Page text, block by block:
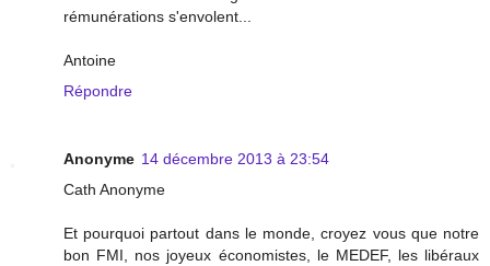
rémunérations s'envolent...
Antoine
Répondre
Anonyme 14 décembre 2013 à 23:54
Cath Anonyme
Et pourquoi partout dans le monde, croyez vous que notre
bon FMI, nos joyeux économistes, le MEDEF, les libéraux